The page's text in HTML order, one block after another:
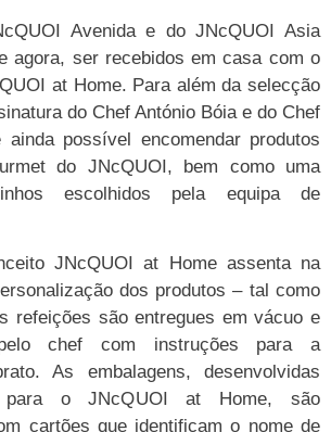
Avenida e do JNcQUOI Asia
agora, ser recebidos em casa com o
at Home. Para além da selecção
do Chef António Bóia e do Chef
possível encomendar produtos
do JNcQUOI, bem como uma
escolhidos pela equipa de
JNcQUOI at Home assenta na
dos produtos – tal como
refeições são entregues em vácuo e
pelo chef com instruções para a
As embalagens, desenvolvidas
para o JNcQUOI at Home, são
cartões que identificam o nome de